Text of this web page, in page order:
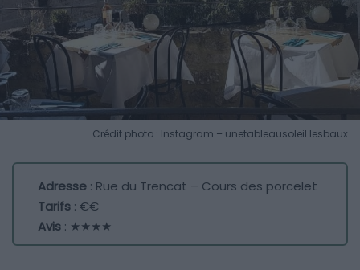
Crédit photo : Instagram – unetableausoleil.lesbaux
Adresse : Rue du Trencat – Cours des porcelet
Tarifs : €€
Avis : ★★★★